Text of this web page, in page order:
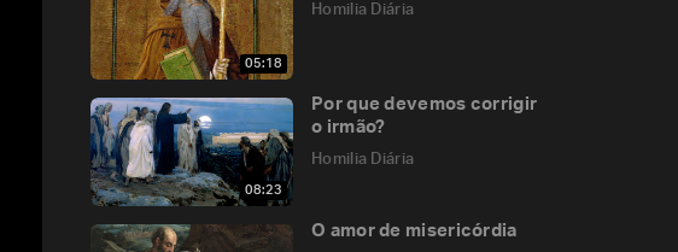
05:18
Homilia Diária
08:23
Por que devemos corrigir
o irmão?
Homilia Diária
O amor de misericórdia